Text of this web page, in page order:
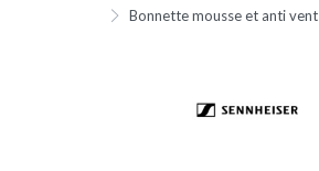
Bonnette mousse et anti vent